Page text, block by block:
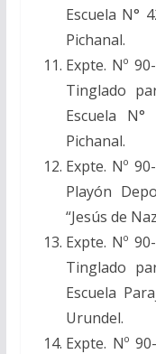
Escuela N°
Pichanal.
Expte. Nº
Tinglado
Escuela N°
Pichanal.
Expte. Nº
Playón
“Jesús de
Expte. Nº
Tinglado
Escuela
Urundel.
Expte. Nº